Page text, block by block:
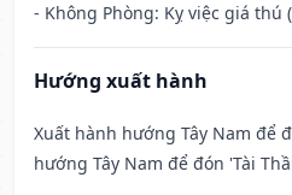
- Không Phòng: Kỵ việc giá thú
Hướng xuất hành
Xuất hành hướng Tây Nam để
hướng Tây Nam để đón 'Tài